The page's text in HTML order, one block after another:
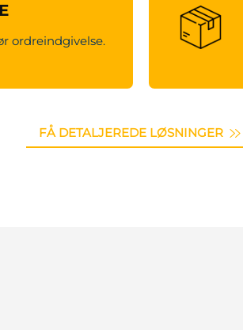
ordreindgivelse.
FÅ DETALJEREDE LØSNINGER